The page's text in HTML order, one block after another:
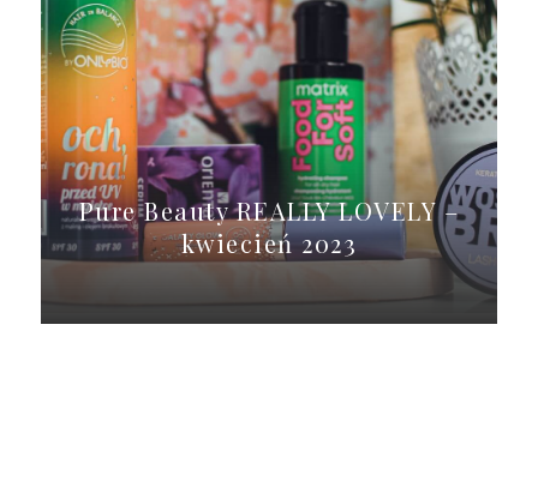
Pure Beauty REALLY LOVELY –
kwiecień 2023